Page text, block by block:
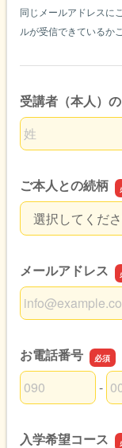
同じメールアドレスに
ルが受信できているか
受講者（本人）
名前の姓
ご本人との続柄
ご本人との続柄
メールアドレス
メールアドレス
お電話番号
お電話番号の市外
-
お電話番号の市内
お電話番号の加入
入学希望コース